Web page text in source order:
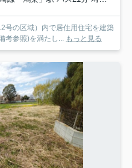
号の区域）内で居住用住宅を建築
考参照)を満たし... もっと見る